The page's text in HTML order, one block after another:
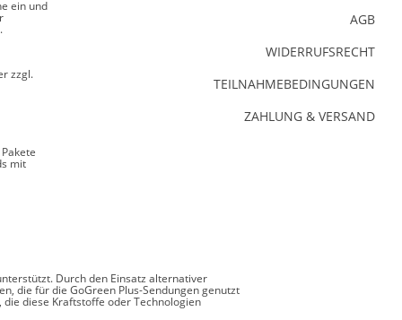
ein und
zzgl.
mit
AGB
WIDERRUFSRECHT
TEILNAHMEBEDINGUNGEN
ZAHLUNG & VERSAND
Durch den Einsatz alternativer
die für die GoGreen Plus-Sendungen genutzt
diese Kraftstoffe oder Technologien